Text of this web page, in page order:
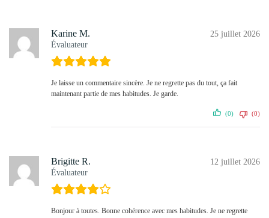
Karine M.
Évaluateur
25 juillet 2026
Je laisse un commentaire sincère. Je ne regrette pas du tout, ça fait
maintenant partie de mes habitudes. Je garde.
(0) (0)
Brigitte R.
Évaluateur
12 juillet 2026
Bonjour à toutes. Bonne cohérence avec mes habitudes. Je ne regrette